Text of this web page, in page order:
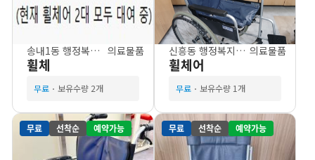
송내1동 행정복지센터 의료물품
휠체
무료 보유수량 2개
신흥동 행정복지센터 의료물품
휠체어
무료 보유수량 1개
무료 선착순 예약가능 무료 선착순 예약가능